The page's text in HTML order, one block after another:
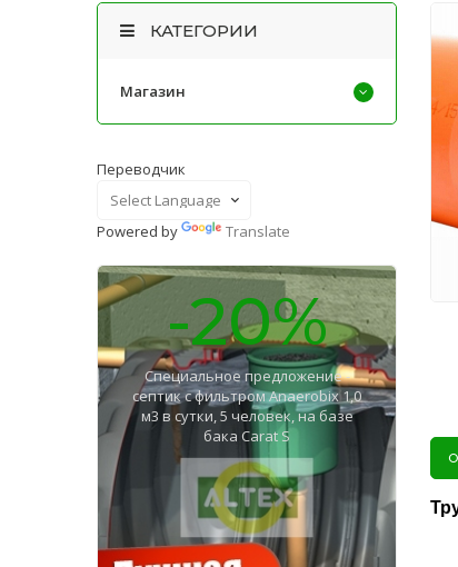
КАТЕГОРИИ
Магазин
Переводчик
Powered by Translate
-20%
Специальное предложение -
септик с фильтром Anaerobix 1,0
м3 в сутки, 5 человек, на базе
бака Carat S